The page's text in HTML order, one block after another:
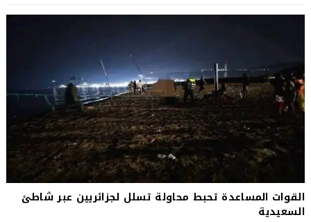
القوات المساعدة تحبط محاولة تسلل لجزائريين عبر شاطئ
السعيدية